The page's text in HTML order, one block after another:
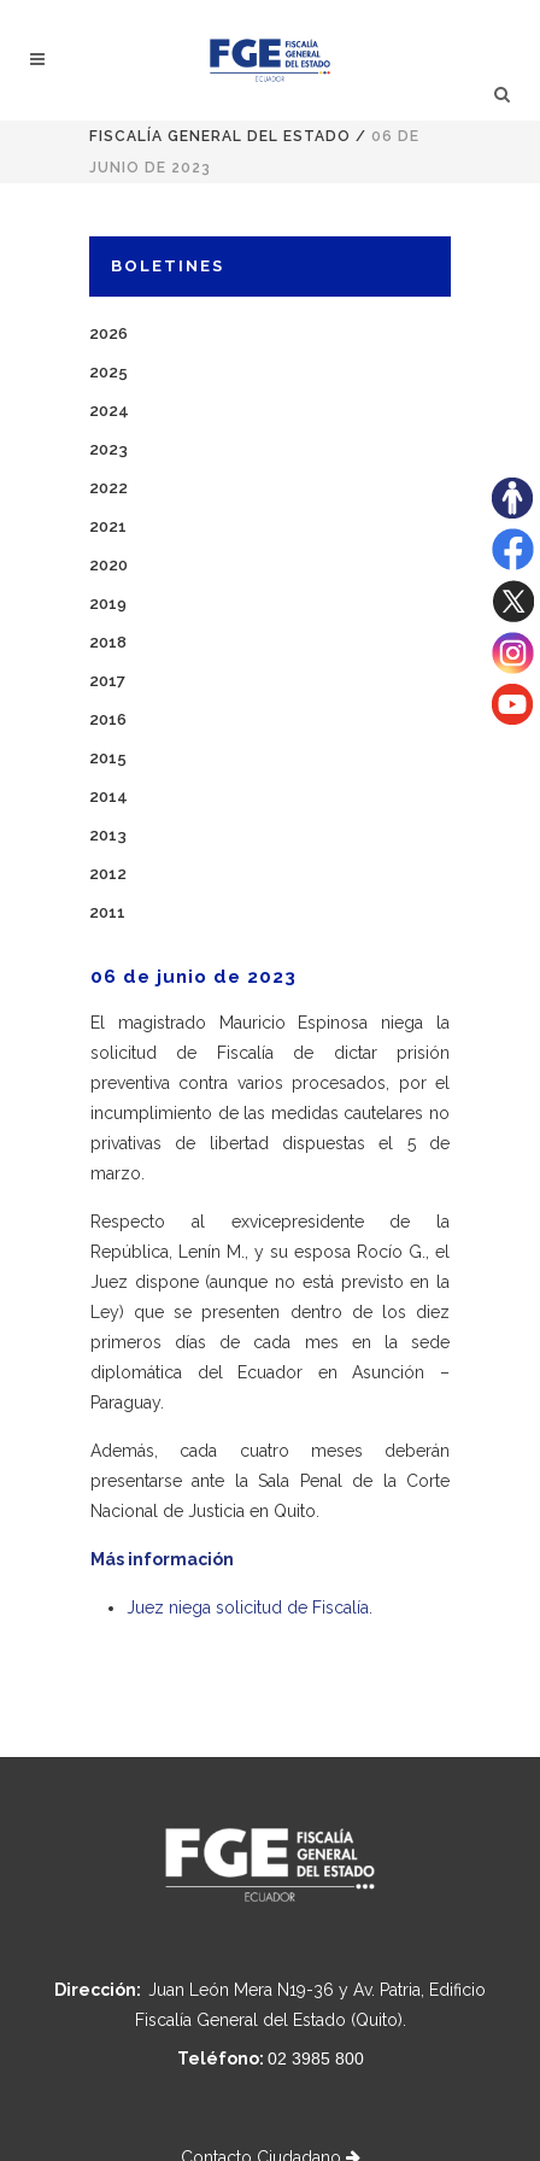
FISCALÍA GENERAL DEL ESTADO / 06 DE
JUNIO DE 2023
BOLETINES
2026
2025
2024
2023
2022
2021
2020
2019
2018
2017
2016
2015
2014
2013
2012
2011
06 de junio de 2023
El magistrado Mauricio Espinosa niega la
solicitud de Fiscalía de dictar prisión
preventiva contra varios procesados, por el
incumplimiento de las medidas cautelares no
privativas de libertad dispuestas el 5 de
marzo.
Respecto al exvicepresidente de la
República, Lenín M., y su esposa Rocío G., el
Juez dispone (aunque no está previsto en la
Ley) que se presenten dentro de los diez
primeros días de cada mes en la sede
diplomática del Ecuador en Asunción –
Paraguay.
Además, cada cuatro meses deberán
presentarse ante la Sala Penal de la Corte
Nacional de Justicia en Quito.
Más información
Juez niega solicitud de Fiscalía.
Dirección: Juan León Mera N19-36 y Av. Patria, Edificio
Fiscalía General del Estado (Quito).
Teléfono: 02 3985 800